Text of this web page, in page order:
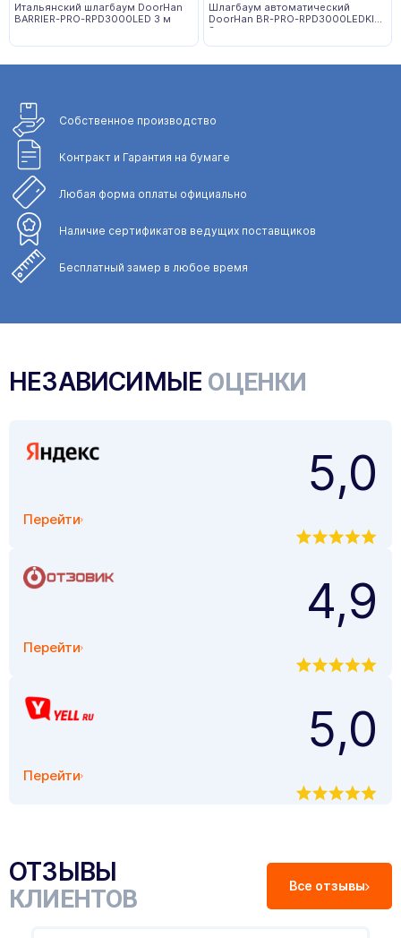
Итальянский шлагбаум DoorHan
BARRIER-PRO-RPD3000LED 3 м
Шлагбаум автоматический
DoorHan BR-PRO-RPD3000LEDKIT
3 м
Собственное производство
Контракт и Гарантия на бумаге
Любая форма оплаты официально
Наличие сертификатов ведущих поставщиков
Бесплатный замер в любое время
НЕЗАВИСИМЫЕ ОЦЕНКИ
Перейти
5,0
Перейти
4,9
Перейти
5,0
ОТЗЫВЫ
КЛИЕНТОВ Все отзывы